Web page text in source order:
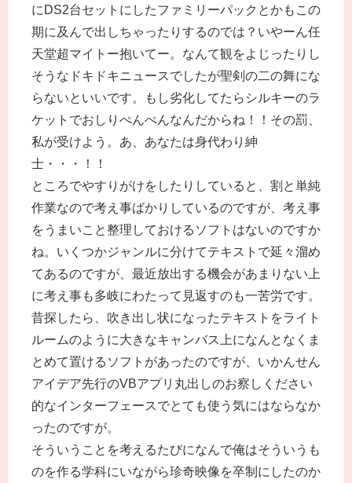
にDS2台セットにしたファミリーパックとかもこの
期に及んで出しちゃったりするのでは？いやーん任
天堂超マイトー抱いてー。なんて観をよじったりし
そうなドキドキニュースでしたが聖剣の二の舞にな
らないといいです。もし劣化してたらシルキーのラ
ケットでおしりぺんぺんなんだからね！！その罰、
私が受けよう。あ、あなたは身代わり紳
士・・・！！
ところでやすりがけをしたりしていると、割と単純
作業なので考え事ばかりしているのですが、考え事
をうまいこと整理しておけるソフトはないのですか
ね。いくつかジャンルに分けてテキストで延々溜め
てあるのですが、最近放出する機会があまりない上
に考え事も多岐にわたって見返すのも一苦労です。
昔探したら、吹き出し状になったテキストをライト
ルームのように大きなキャンバス上になんとなくま
とめて置けるソフトがあったのですが、いかんせん
アイデア先行のVBアプリ丸出しのお察しください
的なインターフェースでとても使う気にはならなか
ったのですが。
そういうことを考えるたびになんで俺はそういうも
のを作る学科にいながら珍奇映像を卒制にしたのか